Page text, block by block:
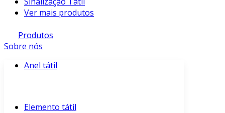
Ver mais produtos
Produtos
Sobre nós
Anel tátil
Elemento tátil